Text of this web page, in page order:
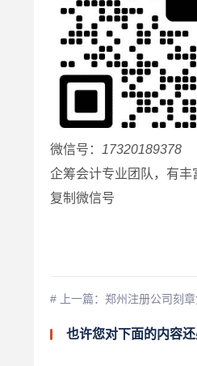
微信号： 17320189378
企筹会计专业团队，有
复制微信号
# 上一篇：郑州注册公司刻
也许您对下面的内容还